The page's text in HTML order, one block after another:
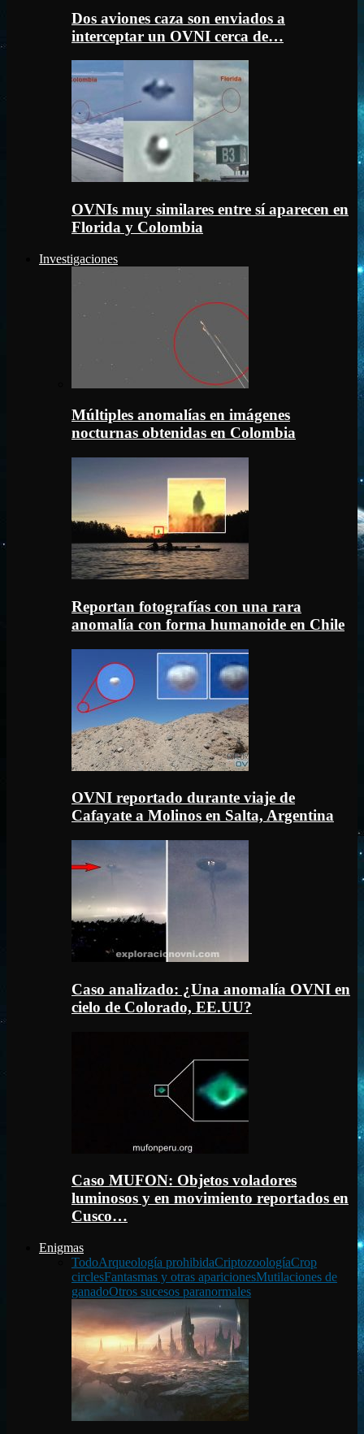
Dos aviones caza son enviados a
interceptar un OVNI cerca de…
OVNIs muy similares entre sí aparecen en
Florida y Colombia
Investigaciones
Múltiples anomalías en imágenes
nocturnas obtenidas en Colombia
Reportan fotografías con una rara
anomalía con forma humanoide en Chile
OVNI reportado durante viaje de
Cafayate a Molinos en Salta, Argentina
Caso analizado: ¿Una anomalía OVNI en
cielo de Colorado, EE.UU?
Caso MUFON: Objetos voladores
luminosos y en movimiento reportados en
Cusco…
Enigmas
TodoArqueología prohibidaCriptozoologíaCrop
circlesFantasmas y otras aparicionesMutilaciones de
ganadoOtros sucesos paranormales